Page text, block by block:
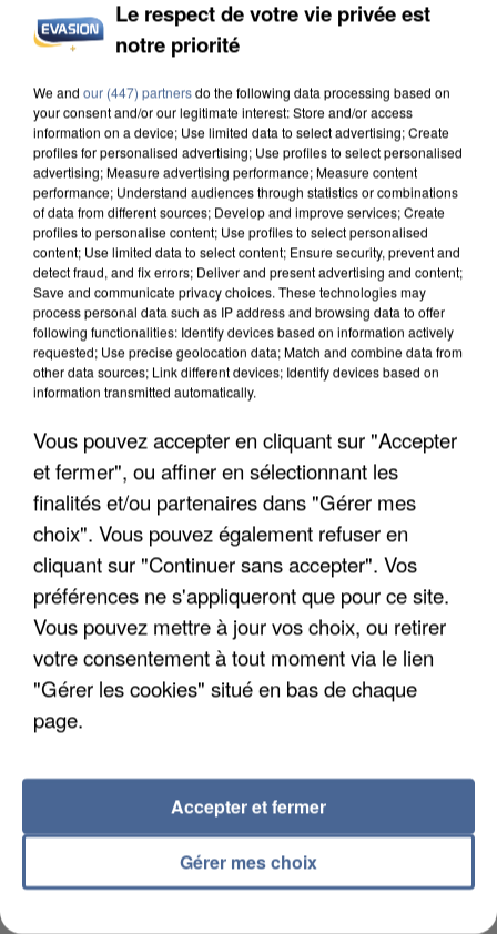
APRÈS TOUTES CES CANICULES, LES REFUGES
DE FAUNE SAUVAGE SONT...
L’UN DES FONDATEURS SUPPOSÉS DE LA DZ
MAFIA INTERPELLÉ EN ALGÉRIE
UN SECOND CADRE DE LA DZ MAFIA
Le respect de votre vie privée est
notre priorité
We and our (447) partnersdo the following data processing based on
your consent and/or our legitimate interest: Store and/or access
information on a device; Use limited data to select advertising; Create
profiles for personalised advertising; Use profiles to select personalised
advertising; Measure advertising performance; Measure content
performance; Understand audiences through statistics or combinations
of data from different sources; Develop and improve services; Create
profiles to personalise content; Use profiles to select personalised
content; Use limited data to select content; Ensure security, prevent and
detect fraud, and fix errors; Deliver and present advertising and content;
Save and communicate privacy choices. These technologies may
process personal data such as IP address and browsing data to offer
following functionalities: Identify devices based on information actively
requested; Use precise geolocation data; Match and combine data from
other data sources; Link different devices; Identify devices based on
information transmitted automatically.
Vous pouvez accepter en cliquant sur "Accepter
et fermer", ou affiner en sélectionnant les
finalités et/ou partenaires dans "Gérer mes
choix". Vous pouvez également refuser en
cliquant sur "Continuer sans accepter". Vos
préférences ne s'appliqueront que pour ce site.
Vous pouvez mettre à jour vos choix, ou retirer
votre consentement à tout moment via le lien
"Gérer les cookies" situé en bas de chaque
page.
Gérer mes choix
Accepter et fermer